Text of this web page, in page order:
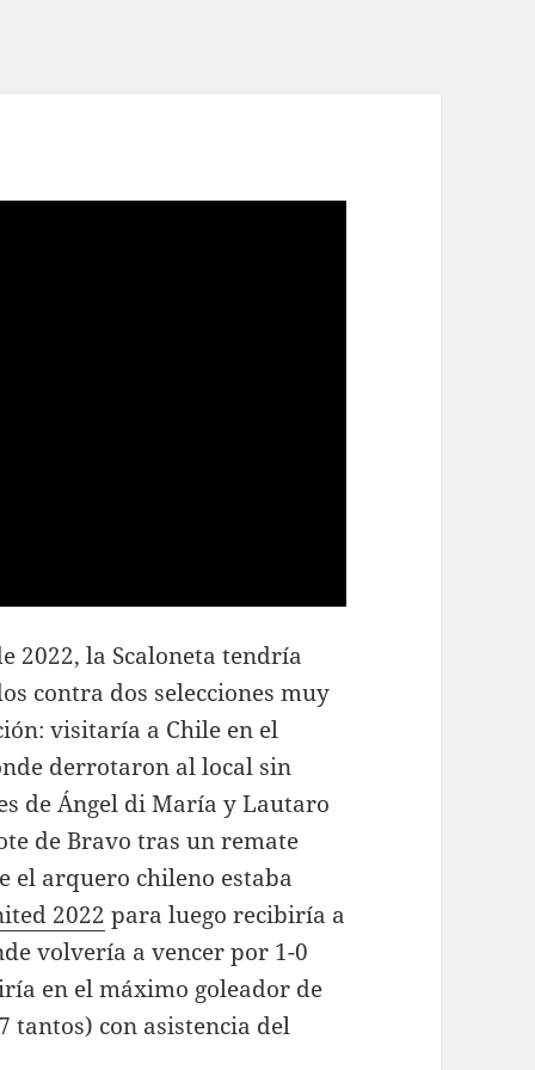
2022, la Scaloneta tendría
contra dos selecciones muy
visitaría a Chile en el
derrotaron al local sin
de Ángel di María y Lautaro
de Bravo tras un remate
el arquero chileno estaba
2022 para luego recibiría a
volvería a vencer por 1-0
en el máximo goleador de
tantos) con asistencia del